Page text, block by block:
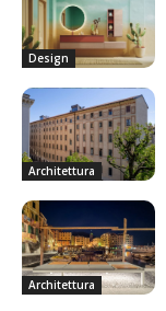
Design
Architettura
Architettura